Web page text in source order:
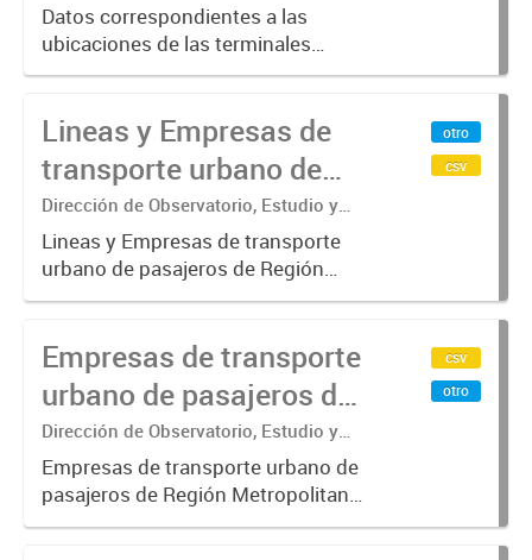
Datos correspondientes a las
ubicaciones de las terminales
automáticas de auto servicio (TAS)
vigentes al 01/10/2019.-
Lineas y Empresas de
transporte urbano de
pasajeros de Región
Metropolitana de
Buenos Aires - SUBE
Dirección de Observatorio, Estudio y
Sistemas – Ministerio de Transporte
Lineas y Empresas de transporte
urbano de pasajeros de Región
Metropolitana de Buenos Aires
metro y colectivos. Empresas que
operan con SUBE .-
otro
csv
Empresas de transporte
urbano de pasajeros de
Región Metropolitana de
Buenos Aires - SUBE
Dirección de Observatorio, Estudio y
Sistemas – Ministerio de Transporte
Empresas de transporte urbano de
pasajeros de Región Metropolitana
de Buenos Aires incluyendo trenes,
csv
otro